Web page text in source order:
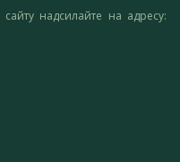
надсилайте на адресу: